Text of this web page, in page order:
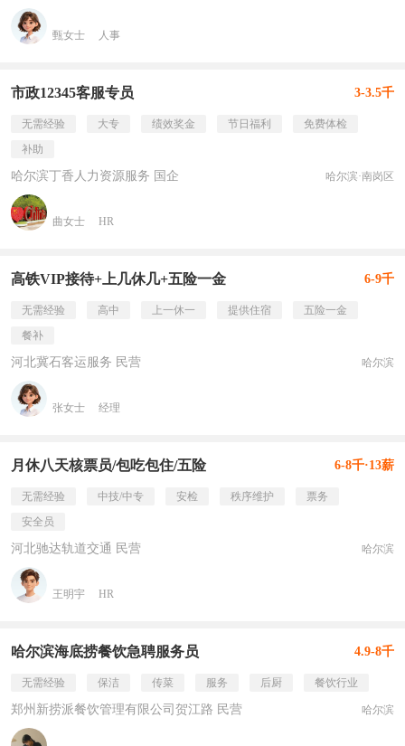
甄女士 人事
市政12345客服专员 3-3.5千
无需经验 大专 绩效奖金 节日福利
免费体检
补助
哈尔滨丁香人力资源服务 国企 哈尔滨·南岗区
曲女士 HR
高铁VIP接待+上几休几+五险一金 6-9千
无需经验 高中 上一休一 提供住宿
五险一金
餐补
河北冀石客运服务 民营 哈尔滨
张女士 经理
月休八天核票员/包吃包住/五险 6-8千·13薪
无需经验 中技/中专 安检 秩序维护
票务
安全员
河北驰达轨道交通 民营 哈尔滨
王明宇 HR
哈尔滨海底捞餐饮急聘服务员 4.9-8千
无需经验 保洁 传菜 服务 后厨 餐饮行业
郑州新捞派餐饮管理有限公司贺江路 民营 哈尔滨